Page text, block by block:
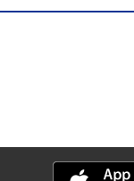
な…？」ふみさん